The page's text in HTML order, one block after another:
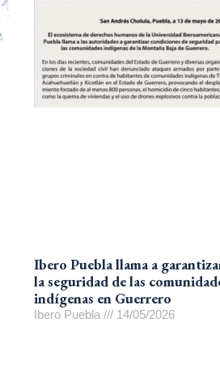
Ibero Puebla llama a
la seguridad de las
indígenas en Guerrero
Ibero Puebla 14/05/2026